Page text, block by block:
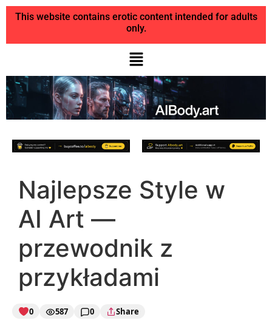
This website contains erotic content intended for adults
only.
Najlepsze Style w
AI Art —
przewodnik z
przykładami
0 587 0 Share